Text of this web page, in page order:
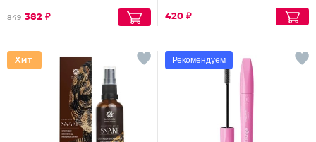
849 382 ₽ 420 ₽
Рекомендуем